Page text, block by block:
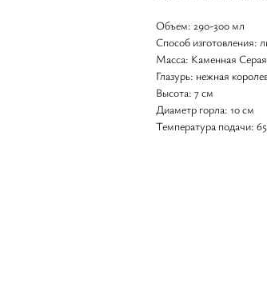
Объем: 290-300 мл
Способ изготовления:
Масса: Каменная Серая
Глазурь: нежная
Высота: 7 см
Диаметр горла: 10 см
Температура подачи: